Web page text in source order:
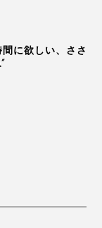
に欲しい、ささ